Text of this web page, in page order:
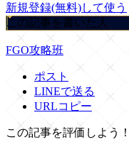
新規登録(無料)して使う
この記事を書いた人
FGO攻略班
ポスト
LINEで送る
URLコピー
この記事を評価しよう！